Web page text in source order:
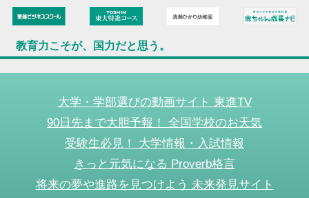
教育力こそが、国力だと思う。
大学・学部選びの動画サイト 東進TV
90日先まで大胆予報！ 全国学校のお天気
受験生必見！ 大学情報・入試情報
きっと元気になる Proverb格言
将来の夢や進路を見つけよう 未来発見サイト